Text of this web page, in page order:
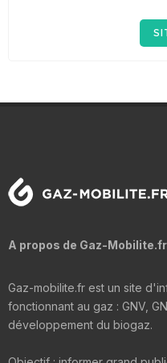
A propos de Gaz-Mobilite.fr
Gaz-mobilite.fr est un site
fonctionnant au gaz : GNV,
développement du biogaz.